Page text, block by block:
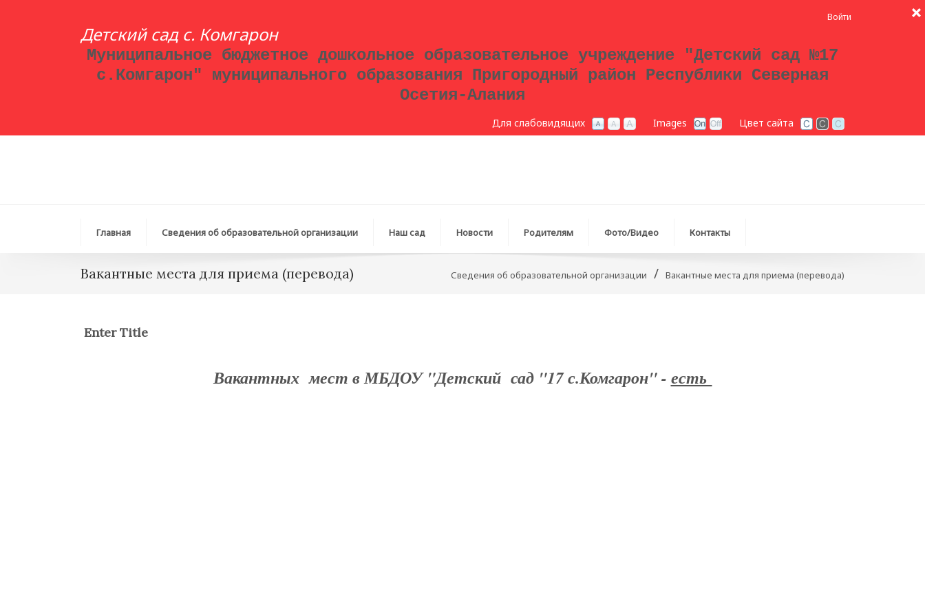
Войти
Детский сад с. Комгарон
Муниципальное бюджетное дошкольное образовательное учреждение "Детский сад №17
с.Комгарон" муниципального образования Пригородный район Республики Северная
Осетия-Алания
Цвет сайта
Images
Для слабовидящих
Главная Сведения об образовательной организации Наш сад Новости Родителям Фото/Видео Контакты
Вакантные места для приема (перевода) Сведения об образовательной организации / Вакантные места для приема (перевода)
Enter Title
Вакантных мест в МБДОУ "Детский сад "17 с.Комгарон" - есть